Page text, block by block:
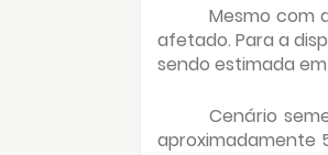
Mesmo com
afetado. Para a
sendo estimada
Cenário
aproximadamente